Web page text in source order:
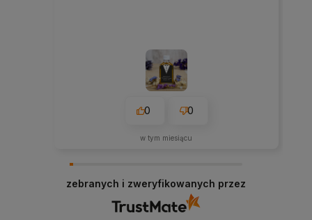
0 0
w tym miesiącu
zebranych i zweryfikowanych przez